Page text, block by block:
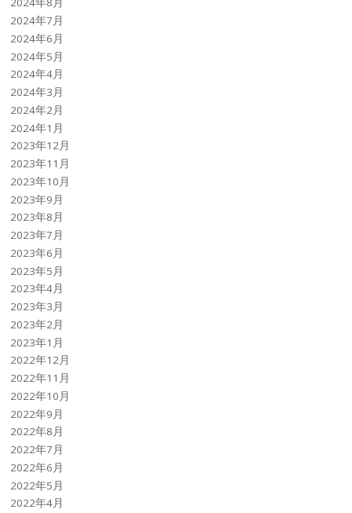
2024年7月
2024年6月
2024年5月
2024年4月
2024年3月
2024年2月
2024年1月
2023年12月
2023年11月
2023年10月
2023年9月
2023年8月
2023年7月
2023年6月
2023年5月
2023年4月
2023年3月
2023年2月
2023年1月
2022年12月
2022年11月
2022年10月
2022年9月
2022年8月
2022年7月
2022年6月
2022年5月
2022年4月